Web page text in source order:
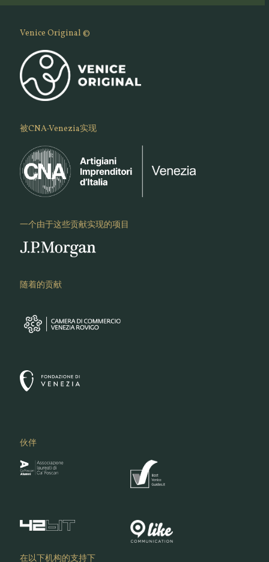
Venice Original ©
被CNA-Venezia实现
一个由于这些贡献实现的项目
随着的贡献
伙伴
在以下机构的支持下